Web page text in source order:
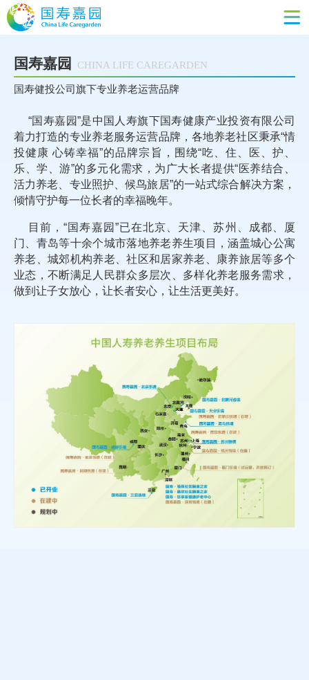
国寿嘉园 CHINA LIFE CAREGARDEN
国寿健投公司旗下专业养老运营品牌
“国寿嘉园”是中国人寿旗下国寿健康产业投资有限公司
着力打造的专业养老服务运营品牌，各地养老社区秉承“情
投健康 心铸幸福”的品牌宗旨，围绕“吃、住、医、护、
乐、学、游”的多元化需求，为广大长者提供“医养结合、
活力养老、专业照护、候鸟旅居”的一站式综合解决方案，
倾情守护每一位长者的幸福晚年。
目前，“国寿嘉园”已在北京、天津、苏州、成都、厦
门、青岛等十余个城市落地养老养生项目，涵盖城心公寓
养老、城郊机构养老、社区和居家养老、康养旅居等多个
业态，不断满足人民群众多层次、多样化养老服务需求，
做到让子女放心，让长者安心，让生活更美好。